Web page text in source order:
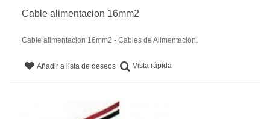
Cable alimentacion 16mm2
Cable alimentacion 16mm2 - Cables de Alimentación.
Añadir a lista de deseos Vista rápida